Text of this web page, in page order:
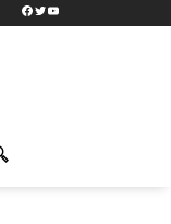
Facebook
TwitterYouTube